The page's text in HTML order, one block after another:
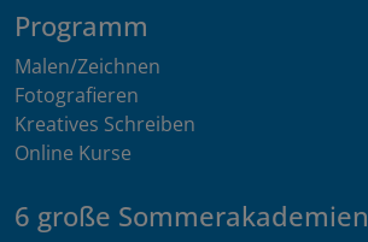
Programm
Malen/Zeichnen
Fotografieren
Kreatives Schreiben
Online Kurse
6 große Sommerakademien